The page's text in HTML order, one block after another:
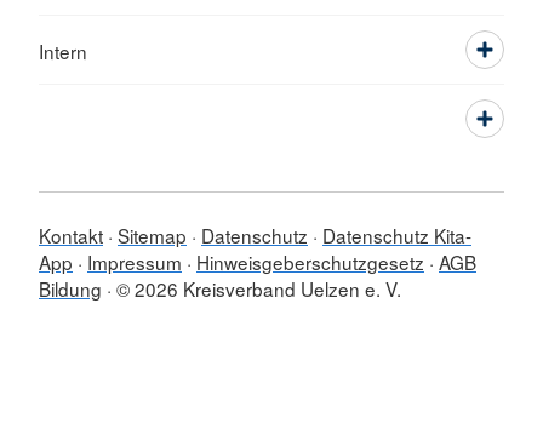
Intern
Kontakt Sitemap Datenschutz
Datenschutz Kita-
App
Impressum Hinweisgeberschutzgesetz AGB
Bildung © 2026 Kreisverband Uelzen e. V.